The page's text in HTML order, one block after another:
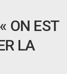
ON EST
LA